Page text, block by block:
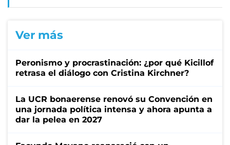
Ver más
Peronismo y procrastinación: ¿por qué Kicillof
retrasa el diálogo con Cristina Kirchner?
La UCR bonaerense renovó su Convención en
una jornada política intensa y ahora apunta a
dar la pelea en 2027